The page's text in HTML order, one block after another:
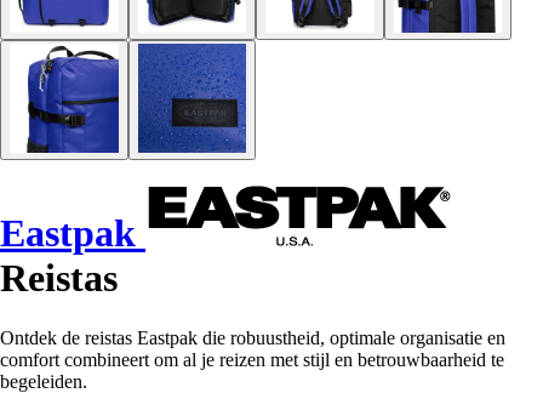
Eastpak
Reistas
Ontdek de reistas Eastpak die robuustheid, optimale organisatie en
comfort combineert om al je reizen met stijl en betrouwbaarheid te
begeleiden.